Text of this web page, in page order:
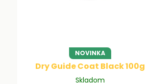
NOVINKA
Dry Guide Coat Black 100g
Skladom